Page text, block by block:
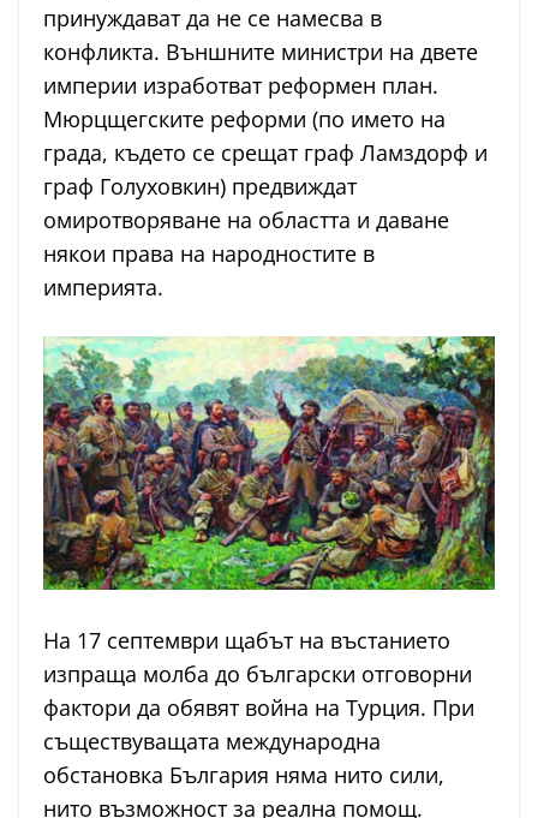
принуждават да не се намесва в
конфликта. Външните министри на двете
империи изработват реформен план.
Мюрцщегските реформи (по името на
града, където се срещат граф Ламздорф и
граф Голуховкин) предвиждат
омиротворяване на областта и даване
някои права на народностите в
империята.
На 17 септември щабът на въстанието
изпраща молба до български отговорни
фактори да обявят война на Турция. При
съществуващата международна
обстановка България няма нито сили,
нито възможност за реална помощ.